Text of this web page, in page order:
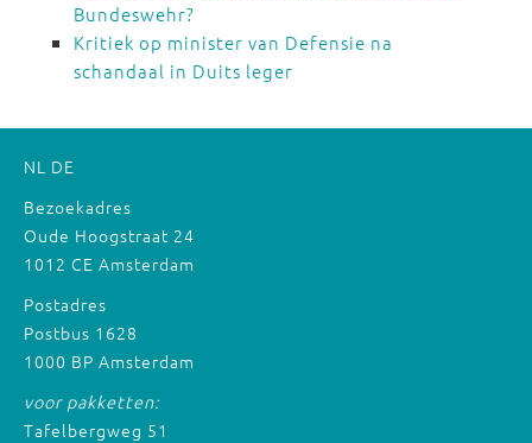
Bundeswehr?
Kritiek op minister van Defensie na
schandaal in Duits leger
NL DE
Bezoekadres
Oude Hoogstraat 24
1012 CE Amsterdam
Postadres
Postbus 1628
1000 BP Amsterdam
voor pakketten:
Tafelbergweg 51